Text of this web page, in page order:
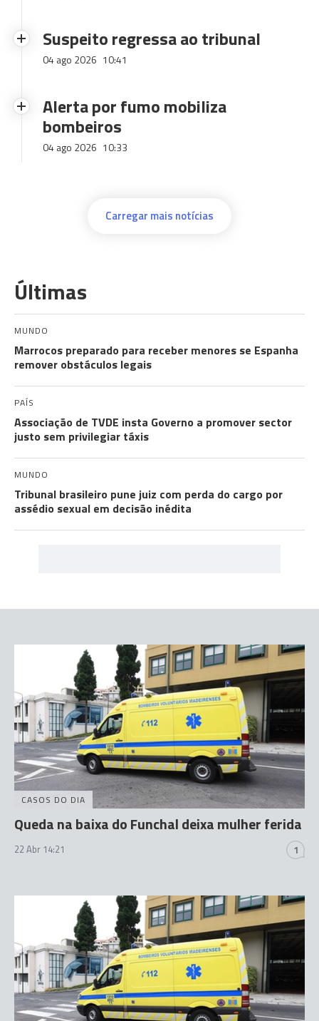
Suspeito regressa ao tribunal
04 ago 2026 10:41
Alerta por fumo mobiliza
bombeiros
04 ago 2026 10:33
Carregar mais notícias
Últimas
MUNDO
Marrocos preparado para receber menores se Espanha
remover obstáculos legais
PAÍS
Associação de TVDE insta Governo a promover sector
justo sem privilegiar táxis
MUNDO
Tribunal brasileiro pune juiz com perda do cargo por
assédio sexual em decisão inédita
CASOS DO DIA
Queda na baixa do Funchal deixa mulher ferida
22 Abr 14:21 1